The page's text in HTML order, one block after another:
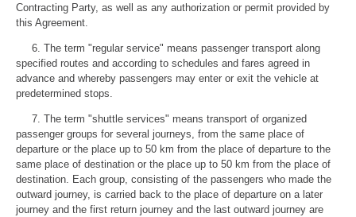
Contracting Party, as well as any authorization or permit provided by
this Agreement.
6. The term "regular service" means passenger transport along
specified routes and according to schedules and fares agreed in
advance and whereby passengers may enter or exit the vehicle at
predetermined stops.
7. The term "shuttle services" means transport of organized
passenger groups for several journeys, from the same place of
departure or the place up to 50 km from the place of departure to the
same place of destination or the place up to 50 km from the place of
destination. Each group, consisting of the passengers who made the
outward journey, is carried back to the place of departure on a later
journey and the first return journey and the last outward journey are